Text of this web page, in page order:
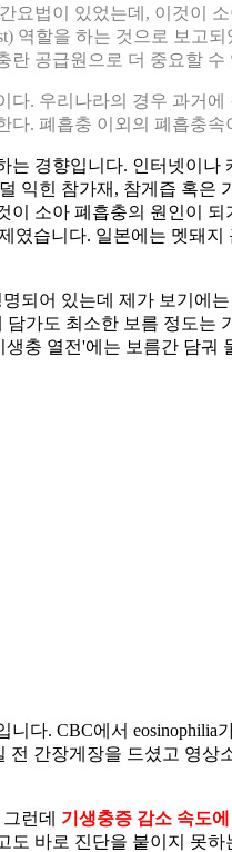
법이 있었는데, 이것이
역할을 하는 것으로 보고
란 공급원으로 더 중요할 수
. 우리나라의 경우 과거
. 폐흡충 이외의 폐흡충
경향입니다. 인터넷이
익힌 참가재, 참게즙 혹
소아 폐흡충의 원인이
습니다. 일본에는 멧돼
어 있는데 제가 보기에
가도 최소한 보름 정도는
충 열전'에는 보름간 담
다. CBC에서 eosinophilia
전 간장게장을 드셨고 영
런데 기생충증 감소 속도
바로 진단을 붙이지 못